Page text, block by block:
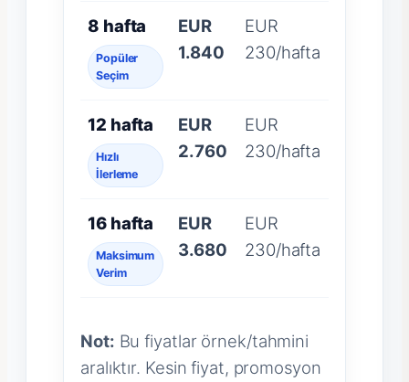
8 hafta
Popüler
Seçim
EUR
1.840
EUR
230/hafta
12 hafta
Hızlı
İlerleme
EUR
2.760
EUR
230/hafta
16 hafta
Maksimum
Verim
EUR
3.680
EUR
230/hafta
Not: Bu fiyatlar örnek/tahmini
aralıktır. Kesin fiyat, promosyon